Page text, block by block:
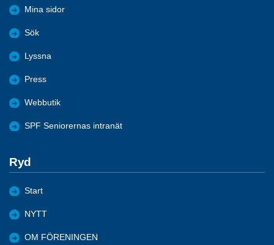
Mina sidor
Sök
Lyssna
Press
Webbutik
SPF Seniorernas intranät
Ryd
Start
NYTT
OM FÖRENINGEN